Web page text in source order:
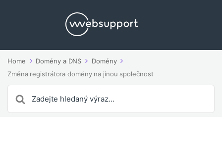
Home Domény a DNS
Domény
Změna registrátora domény na jinou společnost
For